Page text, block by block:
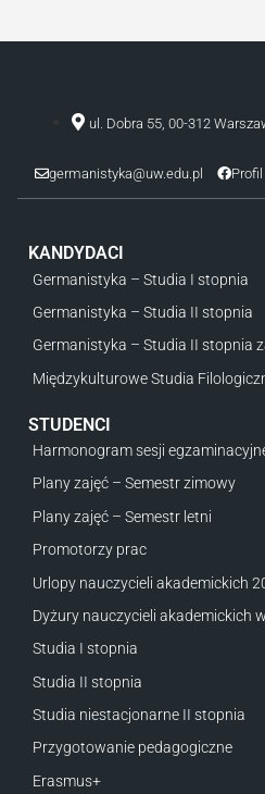
ul. Dobra 55, 00-312
germanistyka@uw.edu.pl
KANDYDACI
Germanistyka – Studia I stopnia
Germanistyka – Studia II stopnia
Germanistyka – Studia II stopnia
Międzykulturowe Studia
STUDENCI
Harmonogram sesji
Plany zajęć – Semestr zimowy
Plany zajęć – Semestr letni
Promotorzy prac
Urlopy nauczycieli akademickich
Dyżury nauczycieli akademickich
Studia I stopnia
Studia II stopnia
Studia niestacjonarne II stopnia
Przygotowanie pedagogiczne
Erasmus+